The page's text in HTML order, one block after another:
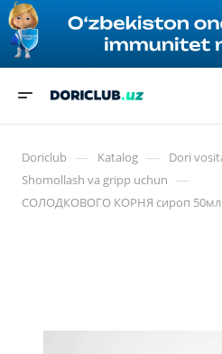
Doriclub — Katalog — Dori
Shomollash va gripp uchun —
СОЛОДКОВОГО КОРНЯ сироп 50мл